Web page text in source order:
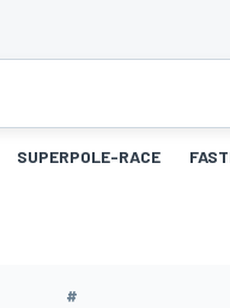
SUPERPOLE-RACE
#